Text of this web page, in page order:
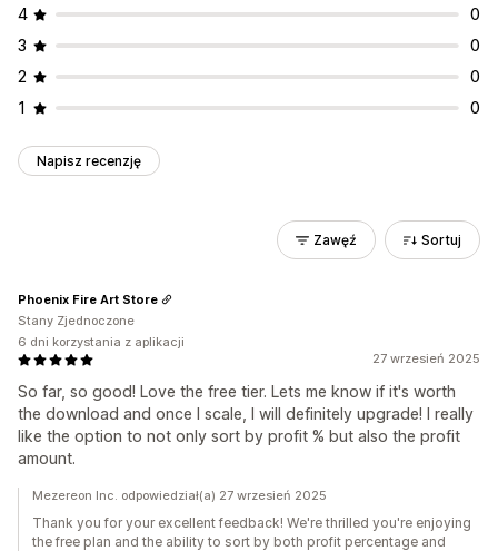
4
0
3
0
2
0
1
0
Napisz recenzję
Zawęź Sortuj
27 wrzesień 2025
So far, so good! Love the free tier. Lets me know if it's worth
the download and once I scale, I will definitely upgrade! I really
like the option to not only sort by profit % but also the profit
amount.
Phoenix Fire Art Store
Stany Zjednoczone
6 dni korzystania z aplikacji
Mezereon Inc. odpowiedział(a) 27 wrzesień 2025
Thank you for your excellent feedback! We're thrilled you're enjoying
the free plan and the ability to sort by both profit percentage and